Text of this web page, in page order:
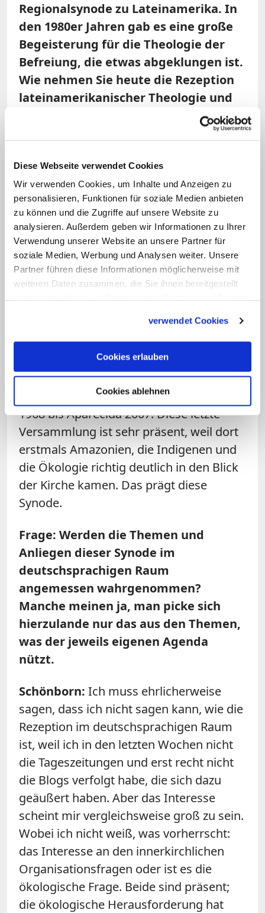
Diese Webseite verwendet Cookies
Wir verwenden Cookies, um Inhalte und Anzeigen zu
personalisieren, Funktionen für soziale Medien anbieten
zu können und die Zugriffe auf unsere Website zu
analysieren. Außerdem geben wir Informationen zu Ihrer
Verwendung unserer Website an unsere Partner für
soziale Medien, Werbung und Analysen weiter. Unsere
Partner führen diese Informationen möglicherweise mit
weiteren Daten zusammen, die Sie ihnen bereitgestellt
verwendet Cookies
Cookies erlauben
Cookies ablehnen
Regionalsynode zu Lateinamerika. In
den 1980er Jahren gab es eine große
Begeisterung für die Theologie der
Befreiung, die etwas abgeklungen ist.
Wie nehmen Sie heute die Rezeption
lateinamerikanischer Theologie und
Kirche im deutschsprachigen Raum
Schönborn:Das ist schwer zu
beantworten, weil nicht ganz klar ist: Was
ist lateinamerikanische Theologie? Die
sehr profilierten Vorgehensweisen der
Theologie der Befreiung sind ja in dieser
Form heute nicht mehr so präsent. Daher
wäre ich etwas vorsichtig, von einer
sprechen. Was sicher prägt und zu
spüren ist bei der Synode, sind die
Nachwirkungen der
lateinamerikanischen
Bischofsversammlungen von Medellin
1968 bis Aparecida 2007. Diese letzte
Versammlung ist sehr präsent, weil dort
erstmals Amazonien, die Indigenen und
die Ökologie richtig deutlich in den Blick
der Kirche kamen. Das prägt diese
Synode.
Frage: Werden die Themen und
Anliegen dieser Synode im
deutschsprachigen Raum
angemessen wahrgenommen?
Manche meinen ja, man picke sich
hierzulande nur das aus den Themen,
was der jeweils eigenen Agenda
nützt.
Schönborn: Ich muss ehrlicherweise
sagen, dass ich nicht sagen kann, wie die
Rezeption im deutschsprachigen Raum
ist, weil ich in den letzten Wochen nicht
die Tageszeitungen und erst recht nicht
die Blogs verfolgt habe, die sich dazu
geäußert haben. Aber das Interesse
scheint mir vergleichsweise groß zu sein.
Wobei ich nicht weiß, was vorherrscht:
das Interesse an den innerkirchlichen
Organisationsfragen oder ist es die
ökologische Frage. Beide sind präsent;
die ökologische Herausforderung hat